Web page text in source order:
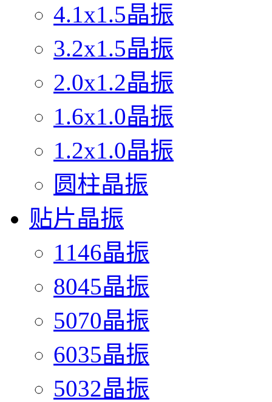
4.1x1.5晶振
3.2x1.5晶振
2.0x1.2晶振
1.6x1.0晶振
1.2x1.0晶振
圆柱晶振
贴片晶振
1146晶振
8045晶振
5070晶振
6035晶振
5032晶振